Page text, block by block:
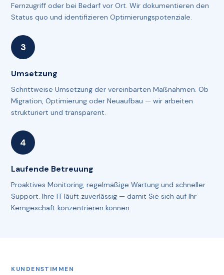
Fernzugriff oder bei Bedarf vor Ort. Wir dokumentieren den
Status quo und identifizieren Optimierungspotenziale.
Umsetzung
Schrittweise Umsetzung der vereinbarten Maßnahmen. Ob
Migration, Optimierung oder Neuaufbau — wir arbeiten
strukturiert und transparent.
Laufende Betreuung
Proaktives Monitoring, regelmäßige Wartung und schneller
Support. Ihre IT läuft zuverlässig — damit Sie sich auf Ihr
Kerngeschäft konzentrieren können.
KUNDENSTIMMEN